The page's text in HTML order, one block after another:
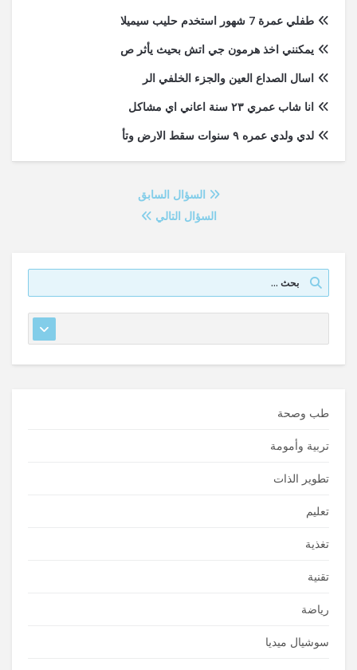
طفلي عمرة 7 شهور استخدم حليب سيميلا
يمكنني اخذ هرمون جي اتش بحيث يأثر ص
اسال الصداع العين والجزء الخلفي الر
انا شاب عمري ٢٣ سنة اعاني اي مشاكل
لدي ولدي عمره ٩ سنوات سقط الارض وتأ
السؤال السابق
السؤال التالي
طب وصحة
تربية وأمومة
تطوير الذات
تعليم
تغذية
تقنية
رياضة
سوشيال ميديا